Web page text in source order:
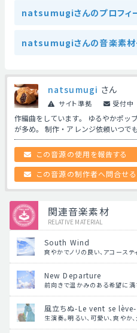
natsumugiさんのプロフィ
natsumugiさんの音楽素材
natsumugi さん
サイト準拠 受付中
作編曲をしています。 ゆるやかポッ
が多め。 制作・アレンジ依頼いつで
この音源の使用を報告する
この音源の制作者へ問合せる
関連音楽素材
RELATIVE MATERIAL
South Wind
爽やかでノリの良い、アコース
New Departure
前向きで温かみのある希望に
風立ちぬ-Le vent se lève-
生演奏。明るい、可愛い、爽や